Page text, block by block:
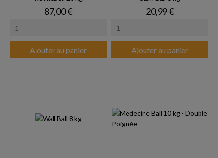
Prix
87,00 €
Ajouter au panier
Prix
20,99 €
Ajouter au panier